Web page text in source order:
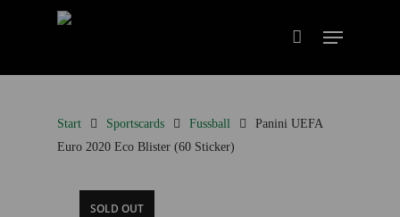
Start Sportscards Fussball
Panini UEFA
Euro 2020 Eco Blister (60 Sticker)
SOLD OUT